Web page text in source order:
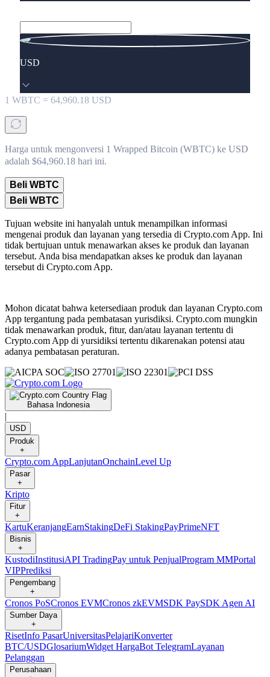
USD
1 WBTC = 64,960.18 USD
Harga untuk mengonversi 1 Wrapped Bitcoin (WBTC) ke USD
adalah $64,960.18 hari ini.
Beli WBTC
Beli WBTC
Tujuan website ini hanyalah untuk menampilkan informasi
mengenai produk dan layanan yang tersedia di Crypto.com App. Ini
tidak bertujuan untuk menawarkan akses ke produk dan layanan
tersebut. Anda bisa mendapatkan akses ke produk dan layanan
tersebut di Crypto.com App.
Mohon dicatat bahwa ketersediaan produk dan layanan Crypto.com
App tergantung pada pembatasan yurisdiksi. Crypto.com mungkin
tidak menawarkan produk, fitur, dan/atau layanan tertentu di
Crypto.com App di yursidiksi tertentu dikarenakan potensi atau
adanya pembatasan peraturan.
Bahasa Indonesia
|
USD
Produk
+
Crypto.com AppLanjutanOnchainLevel Up
Pasar
+
Kripto
Fitur
+
KartuKeranjangEarnStakingDeFi StakingPayPrimeNFT
Bisnis
+
KustodiInstitusiAPI TradingPay untuk PenjualProgram MMPortal
VIPPrediksi
Pengembang
+
Cronos PoSCronos EVMCronos zkEVMSDK PaySDK Agen AI
Sumber Daya
+
RisetInfo PasarUniversitasPelajariKonverter
BTC/USDGlosariumWidget HargaBot TelegramLayanan
Pelanggan
Perusahaan